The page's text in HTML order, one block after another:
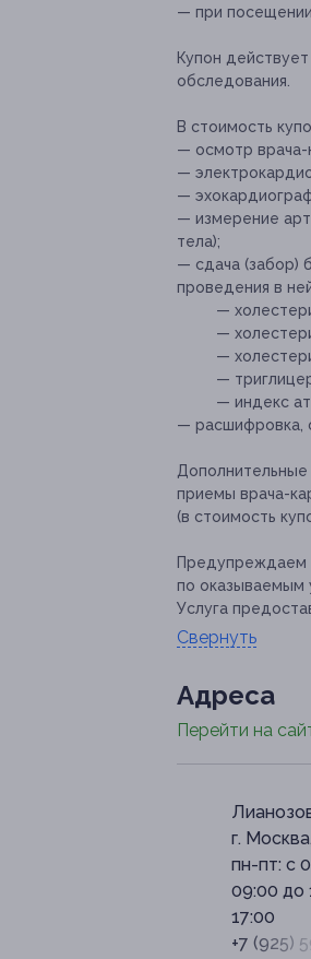
— при
Купон
обследования.
В стоимость
— осмотр врача-
—
—
— измерение
тела);
— сдача (забор)
проведения в
—
—
—
—
— индекс
— расшифровка,
приемы врача-
(в стоимость
Предупреждаем
по оказываемым
Услуга
Свернуть
Адресa
Перейти на
г.
пн-пт: с
09:00 до
17:00
+7 (925)